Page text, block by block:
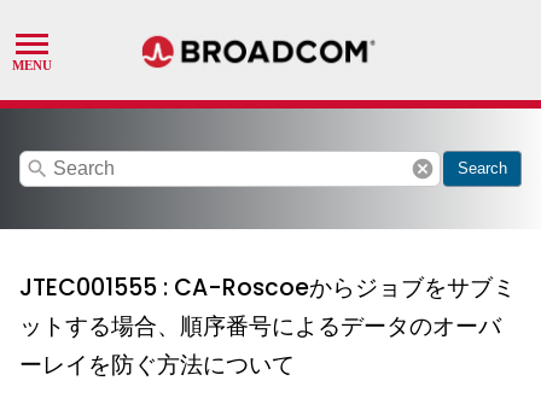
search cancel Search
JTEC001555 : CA-Roscoeからジョブをサブミ
ットする場合、順序番号によるデータのオーバ
ーレイを防ぐ方法について